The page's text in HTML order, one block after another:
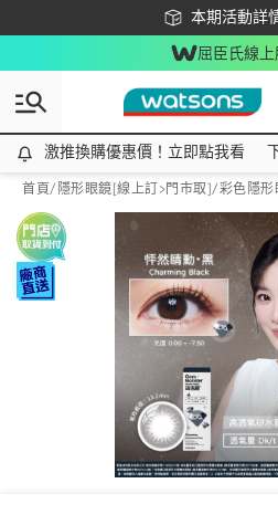
本期活動詳
下載app最高
屈臣氏線
激推換購優惠價！立即點我看
激推換購優惠價！立即點我看
首頁/ 隱形眼鏡[線上訂>門市取]/彩色隱形